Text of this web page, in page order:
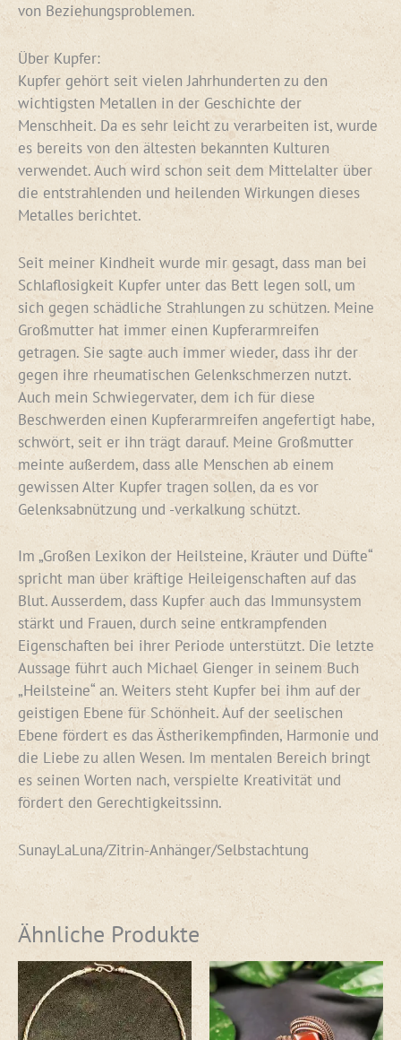
von Beziehungsproblemen.
Über Kupfer:
Kupfer gehört seit vielen Jahrhunderten zu den
wichtigsten Metallen in der Geschichte der
Menschheit. Da es sehr leicht zu verarbeiten ist, wurde
es bereits von den ältesten bekannten Kulturen
verwendet. Auch wird schon seit dem Mittelalter über
die entstrahlenden und heilenden Wirkungen dieses
Metalles berichtet.
Seit meiner Kindheit wurde mir gesagt, dass man bei
Schlaflosigkeit Kupfer unter das Bett legen soll, um
sich gegen schädliche Strahlungen zu schützen. Meine
Großmutter hat immer einen Kupferarmreifen
getragen. Sie sagte auch immer wieder, dass ihr der
gegen ihre rheumatischen Gelenkschmerzen nutzt.
Auch mein Schwiegervater, dem ich für diese
Beschwerden einen Kupferarmreifen angefertigt habe,
schwört, seit er ihn trägt darauf. Meine Großmutter
meinte außerdem, dass alle Menschen ab einem
gewissen Alter Kupfer tragen sollen, da es vor
Gelenksabnützung und -verkalkung schützt.
Im „Großen Lexikon der Heilsteine, Kräuter und Düfte“
spricht man über kräftige Heileigenschaften auf das
Blut. Ausserdem, dass Kupfer auch das Immunsystem
stärkt und Frauen, durch seine entkrampfenden
Eigenschaften bei ihrer Periode unterstützt. Die letzte
Aussage führt auch Michael Gienger in seinem Buch
„Heilsteine“ an. Weiters steht Kupfer bei ihm auf der
geistigen Ebene für Schönheit. Auf der seelischen
Ebene fördert es das Ästherikempfinden, Harmonie und
die Liebe zu allen Wesen. Im mentalen Bereich bringt
es seinen Worten nach, verspielte Kreativität und
fördert den Gerechtigkeitssinn.
SunayLaLuna/Zitrin-Anhänger/Selbstachtung
Ähnliche Produkte